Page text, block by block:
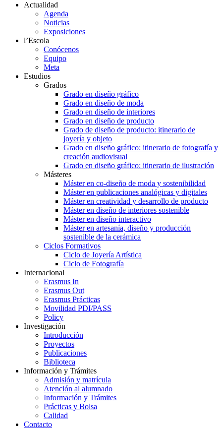
Actualidad
Agenda
Noticias
Exposiciones
l’Escola
Conócenos
Equipo
Meta
Estudios
Grados
Grado en diseño gráfico
Grado en diseño de moda
Grado en diseño de interiores
Grado en diseño de producto
Grado de diseño de producto: itinerario de
joyería y objeto
Grado en diseño gráfico: itinerario de fotografía y
creación audiovisual
Grado en diseño gráfico: itinerario de ilustración
Másteres
Máster en co-diseño de moda y sostenibilidad
Máster en publicaciones analógicas y digitales
Máster en creatividad y desarrollo de producto
Máster en diseño de interiores sostenible
Máster en diseño interactivo
Máster en artesanía, diseño y producción
sostenible de la cerámica
Ciclos Formativos
Ciclo de Joyería Artística
Ciclo de Fotografía
Internacional
Erasmus In
Erasmus Out
Erasmus Prácticas
Movilidad PDI/PASS
Policy
Investigación
Introducción
Proyectos
Publicaciones
Biblioteca
Información y Trámites
Admisión y matrícula
Atención al alumnado
Información y Trámites
Prácticas y Bolsa
Calidad
Contacto